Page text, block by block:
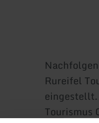
Rureifel
Tourismus